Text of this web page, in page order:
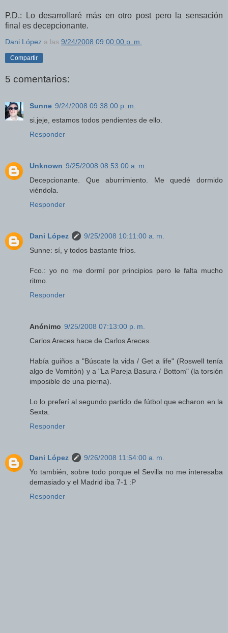
P.D.: Lo desarrollaré más en otro post pero la sensación
final es decepcionante.
Dani López a las 9/24/2008 09:00:00 p. m.
Compartir
5 comentarios:
Sunne 9/24/2008 09:38:00 p. m.
si.jeje, estamos todos pendientes de ello.
Responder
Unknown 9/25/2008 08:53:00 a. m.
Decepcionante. Que aburrimiento. Me quedé dormido
viéndola.
Responder
Dani López
9/25/2008 10:11:00 a. m.
Sunne: sí, y todos bastante fríos.
Fco.: yo no me dormí por principios pero le falta mucho
ritmo.
Responder
Anónimo 9/25/2008 07:13:00 p. m.
Carlos Areces hace de Carlos Areces.
Había guiños a "Búscate la vida / Get a life" (Roswell tenía
algo de Vomitón) y a "La Pareja Basura / Bottom" (la torsión
imposible de una pierna).
Lo lo preferí al segundo partido de fútbol que echaron en la
Sexta.
Responder
Dani López
9/26/2008 11:54:00 a. m.
Yo también, sobre todo porque el Sevilla no me interesaba
demasiado y el Madrid iba 7-1 :P
Responder